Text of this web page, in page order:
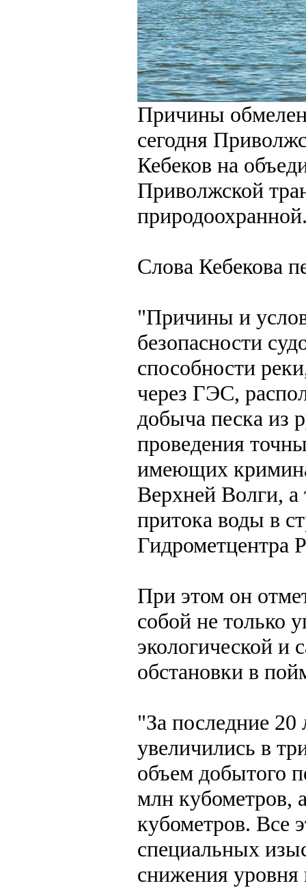
Причины
сегодня
Кебеков на
Приволжской
Слова Кебекова
"Причины и
безопасности
способности
через ГЭС,
добыча песка из
проведения
имеющих
Верхней Волги, а
притока воды в
Гидрометцентра
При этом он
собой не только
экологической и
обстановки в
"За последние
увеличились в
объем добытого
млн кубометров,
кубометров. Все
специальных
снижения уровня